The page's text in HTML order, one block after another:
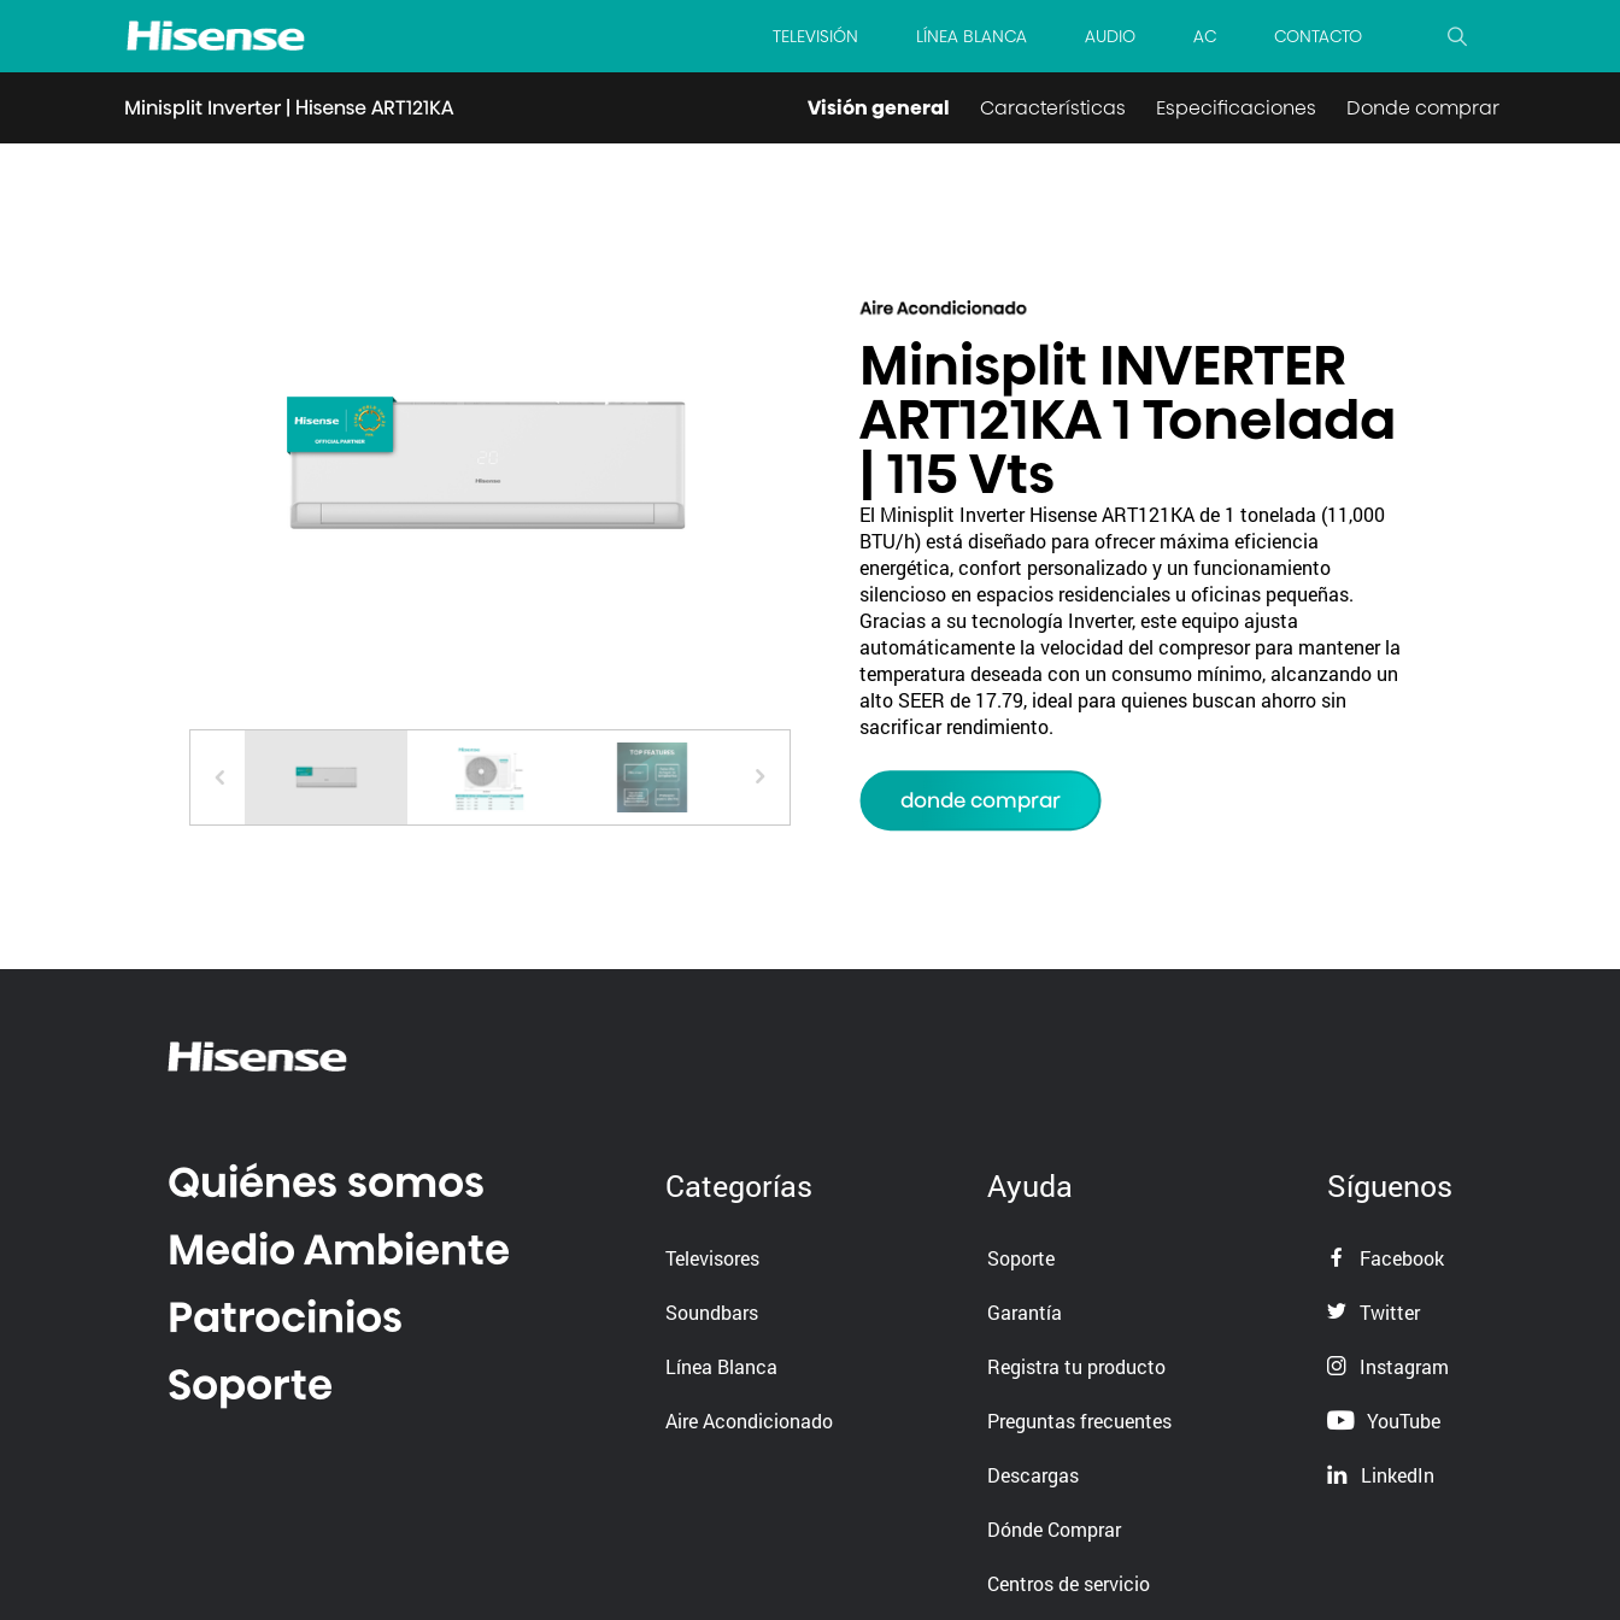
TELEVISIÓN LÍNEA BLANCA AUDIO AC CONTACTO
Minisplit Inverter | Hisense ART121KA Visión general Características Especificaciones Donde comprar
Minisplit INVERTER
ART121KA 1 Tonelada
| 115 Vts
El Minisplit Inverter Hisense ART121KA de 1 tonelada (11,000
BTU/h) está diseñado para ofrecer máxima eficiencia
energética, confort personalizado y un funcionamiento
silencioso en espacios residenciales u oficinas pequeñas.
Gracias a su tecnología Inverter, este equipo ajusta
automáticamente la velocidad del compresor para mantener la
temperatura deseada con un consumo mínimo, alcanzando un
alto SEER de 17.79, ideal para quienes buscan ahorro sin
sacrificar rendimiento.
donde comprar
Quiénes somos
Medio Ambiente
Patrocinios
Soporte
Categorías
Televisores
Soundbars
Línea Blanca
Aire Acondicionado
Ayuda
Soporte
Garantía
Registra tu producto
Preguntas frecuentes
Descargas
Dónde Comprar
Centros de servicio
Síguenos
Facebook
Twitter
Instagram
YouTube
LinkedIn